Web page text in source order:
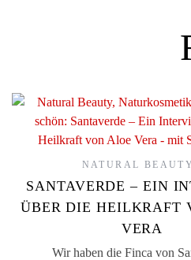
NATURAL BEAUTY
SANTAVERDE – EIN
ÜBER DIE HEILKRAFT
VERA
Wir haben die Finca von